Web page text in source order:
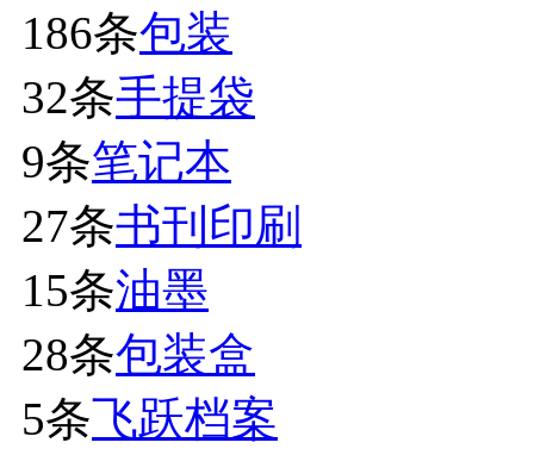
186条包装
32条手提袋
9条笔记本
27条书刊印刷
15条油墨
28条包装盒
5条飞跃档案